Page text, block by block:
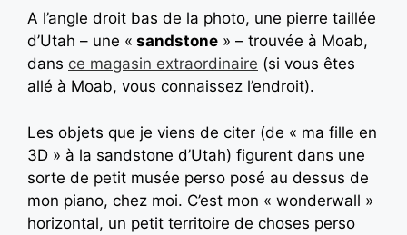
A l’angle droit bas de la photo, une pierre taillée
d’Utah – une « sandstone » – trouvée à Moab,
dans ce magasin extraordinaire (si vous êtes
allé à Moab, vous connaissez l’endroit).
Les objets que je viens de citer (de « ma fille en
3D » à la sandstone d’Utah) figurent dans une
sorte de petit musée perso posé au dessus de
mon piano, chez moi. C’est mon « wonderwall »
horizontal, un petit territoire de choses perso